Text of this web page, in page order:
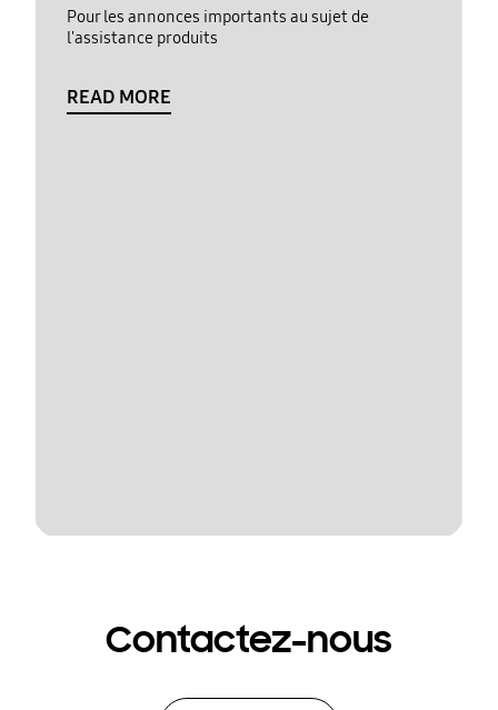
Pour les annonces importants au sujet de
l'assistance produits
READ MORE
Contactez-nous